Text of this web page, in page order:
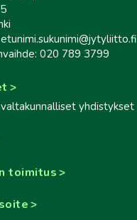
020 789 3799
yhdistykset
toimitus